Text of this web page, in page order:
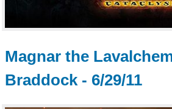
Magnar the
Braddock - 6/29/11